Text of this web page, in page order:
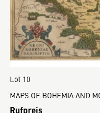
Lot 10
MAPS OF BOHEMIA AND
Rufpreis